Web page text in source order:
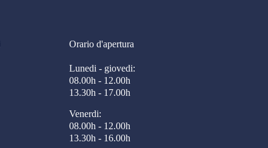
Orario d'apertura
Lunedi - giovedi:
08.00h - 12.00h
13.30h - 17.00h
Venerdi:
08.00h - 12.00h
13.30h - 16.00h